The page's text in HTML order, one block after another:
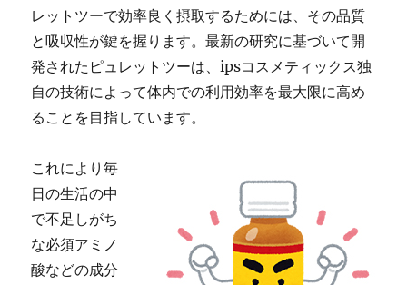
レットツーで効率良く摂取するためには、その品質
と吸収性が鍵を握ります。最新の研究に基づいて開
発されたピュレットツーは、ipsコスメティックス独
自の技術によって体内での利用効率を最大限に高め
ることを目指しています。
これにより毎
日の生活の中
で不足しがち
な必須アミノ
酸などの成分